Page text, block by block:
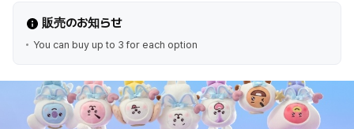
販売のお知らせ
You can buy up to 3 for each option